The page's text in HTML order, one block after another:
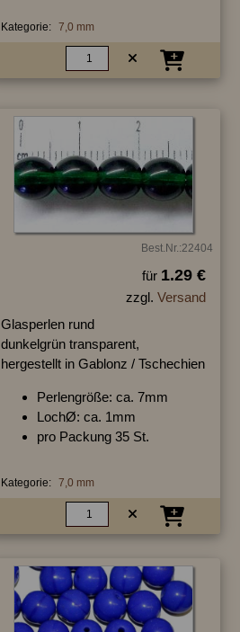
Kategorie: 7,0 mm
Best.Nr.:22404
für 1.29 €
zzgl. Versand
Glasperlen rund
dunkelgrün transparent,
hergestellt in Gablonz / Tschechien
Perlengröße: ca. 7mm
LochØ: ca. 1mm
pro Packung 35 St.
Kategorie: 7,0 mm